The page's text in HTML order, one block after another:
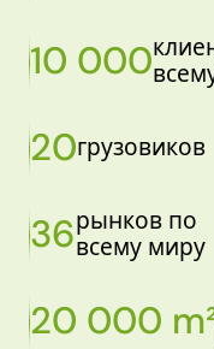
10 000
20грузовиков
36рынков по
всему миру
20 000